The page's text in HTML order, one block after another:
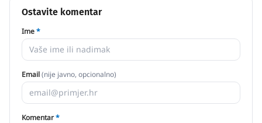
Ostavite komentar
Ime*
Email(nije javno, opcionalno)
Komentar*